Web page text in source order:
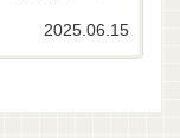
号） 所在地
生駒市山...
2025.06.15